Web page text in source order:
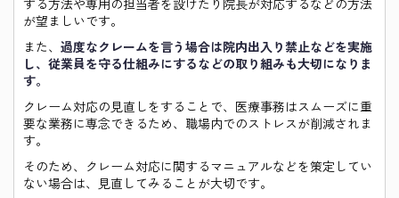
する方法や専用の担当者を設けたり院長が対応するなどの方法
が望ましいです。
また、 過度なクレームを言う場合は院内出入り禁止などを実施
し、従業員を守る仕組みにするなどの取り組みも大切になりま
す。
クレーム対応の見直しをすることで、医療事務はスムーズに重
要な業務に専念できるため、職場内でのストレスが削減されま
す。
そのため、クレーム対応に関するマニュアルなどを策定してい
ない場合は、見直してみることが大切です。